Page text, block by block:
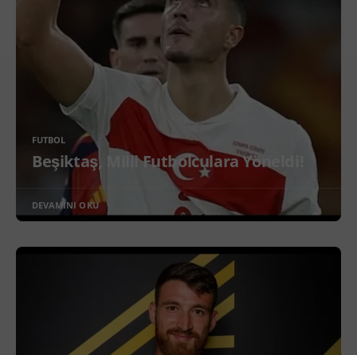
FUTBOL
Beşiktaş, Milli Futbolculara Yöneldi!
DEVAMINI OKU